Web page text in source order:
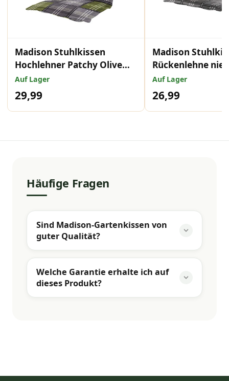
Madison Stuhlkissen
Hochlehner Patchy Olive
123x50 cm
Auf Lager
29,99
Madison
Rückenlehne
Grey 105x50 cm
Auf Lager
26,99
Häufige Fragen
Sind Madison-Gartenkissen von
guter Qualität?
Welche Garantie erhalte ich auf
dieses Produkt?